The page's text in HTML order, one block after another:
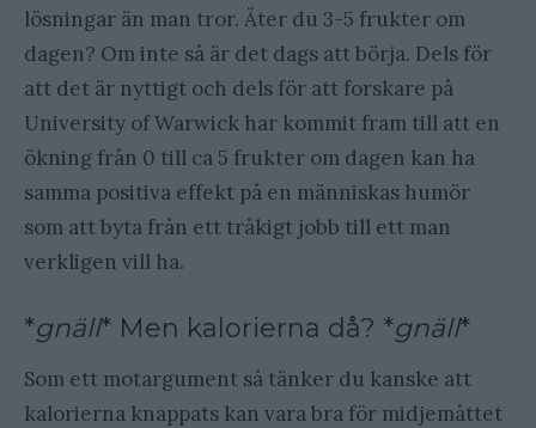
lösningar än man tror. Äter du 3-5 frukter om
dagen? Om inte så är det dags att börja. Dels för
att det är nyttigt och dels för att forskare på
University of Warwick har kommit fram till att en
ökning från 0 till ca 5 frukter om dagen kan ha
samma positiva effekt på en människas humör
som att byta från ett tråkigt jobb till ett man
verkligen vill ha.
*gnäll* Men kalorierna då? *gnäll*
Som ett motargument så tänker du kanske att
kalorierna knappats kan vara bra för midjemåttet